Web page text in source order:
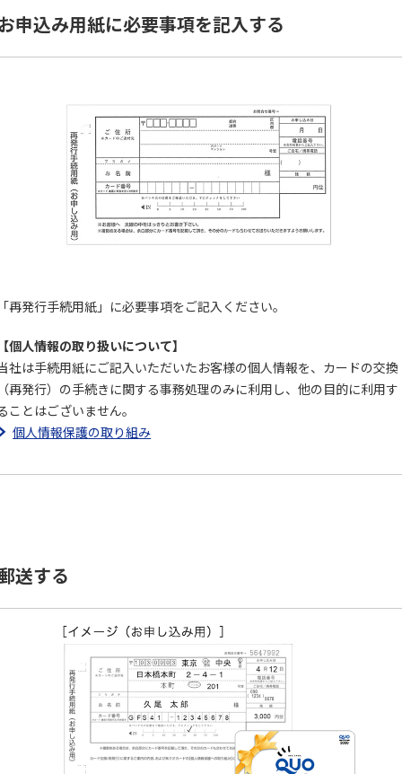
申込み用紙に必要事項を記入する
再発行手続用紙」に必要事項をご記入ください。
個人情報の取り扱いについて】
社は手続用紙にご記入いただいたお客様の個人情報を、カードの交換
再発行）の手続きに関する事務処理のみに利用し、他の目的に利用す
ことはございません。
個人情報保護の取り組み
送する